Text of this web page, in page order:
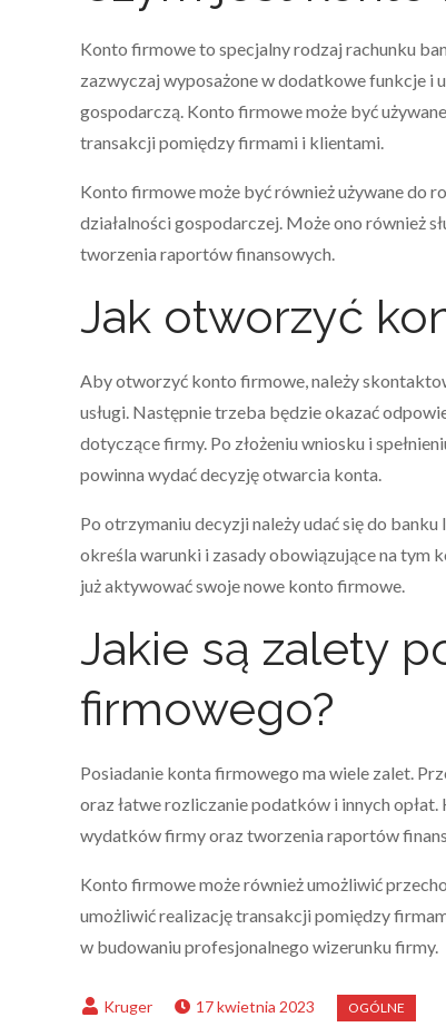
Konto firmowe to specjalny rodzaj rachunku
zazwyczaj wyposażone w dodatkowe funkcje i
gospodarczą. Konto firmowe może być
transakcji pomiędzy firmami i klientami.
Konto firmowe może być również używane do
działalności gospodarczej. Może ono również
tworzenia raportów finansowych.
Jak otworzyć
Aby otworzyć konto firmowe, należy
usługi. Następnie trzeba będzie okazać
dotyczące firmy. Po złożeniu wniosku i
powinna wydać decyzję otwarcia konta.
Po otrzymaniu decyzji należy udać się do
określa warunki i zasady obowiązujące na tym
już aktywować swoje nowe konto firmowe.
Jakie są zalety
firmowego?
Posiadanie konta firmowego ma wiele zalet.
oraz łatwe rozliczanie podatków i innych
wydatków firmy oraz tworzenia raportów
Konto firmowe może również umożliwić
umożliwić realizację transakcji pomiędzy
w budowaniu profesjonalnego wizerunku firmy.
17 kwietnia 2023